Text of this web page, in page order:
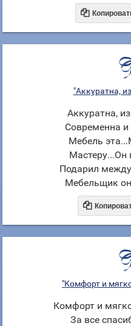

"Аккуратна,
Аккуратна,
Современна
Мебель
Мастеру...Он
Подарил
Мебельщик

"Комфорт и
Комфорт и
За все